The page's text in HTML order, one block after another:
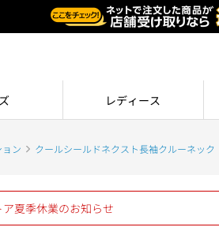
レディース
ン クールシールドネクスト長袖クルーネック
夏季休業のお知らせ